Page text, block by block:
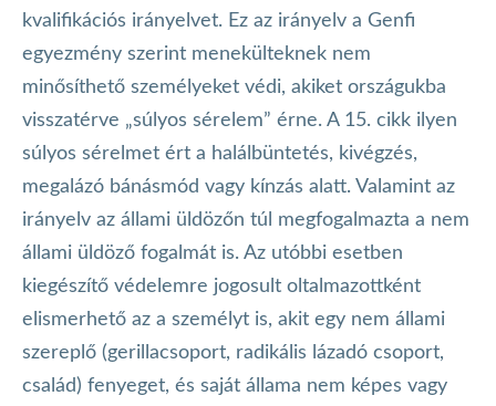
kvalifikációs irányelvet. Ez az irányelv a Genfi
egyezmény szerint menekülteknek nem
minősíthető személyeket védi, akiket országukba
visszatérve „súlyos sérelem” érne. A 15. cikk ilyen
súlyos sérelmet ért a halálbüntetés, kivégzés,
megalázó bánásmód vagy kínzás alatt. Valamint az
irányelv az állami üldözőn túl megfogalmazta a nem
állami üldöző fogalmát is. Az utóbbi esetben
kiegészítő védelemre jogosult oltalmazottként
elismerhető az a személyt is, akit egy nem állami
szereplő (gerillacsoport, radikális lázadó csoport,
család) fenyeget, és saját állama nem képes vagy